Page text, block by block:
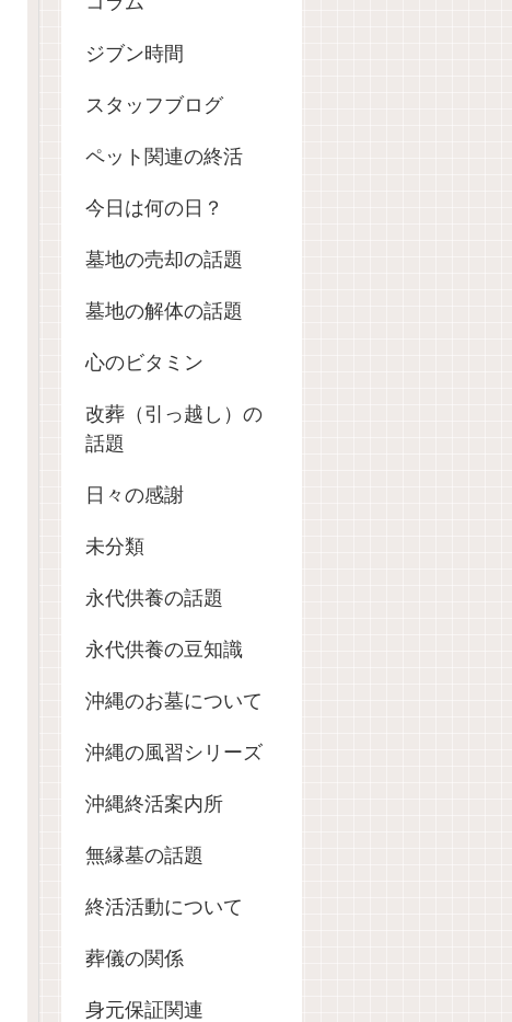
ジブン時間
スタッフブログ
ペット関連の終活
今日は何の日？
墓地の売却の話題
墓地の解体の話題
心のビタミン
改葬（引っ越し）の
話題
日々の感謝
未分類
永代供養の話題
永代供養の豆知識
沖縄のお墓について
沖縄の風習シリーズ
沖縄終活案内所
無縁墓の話題
終活活動について
葬儀の関係
身元保証関連